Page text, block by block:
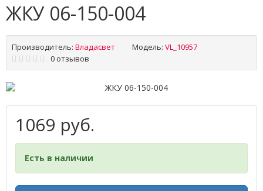
ЖКУ 06-150-004
Производитель: Владасвет Модель: VL_10957
0 отзывов
1069 руб.
Есть в наличии